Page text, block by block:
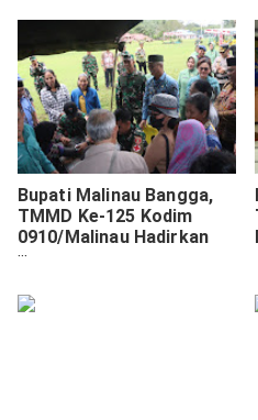
Bupati Malinau Bangga,
TMMD Ke-125 Kodim
0910/Malinau Hadirkan
Infrastruktur dan